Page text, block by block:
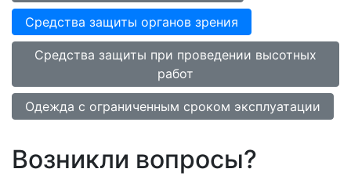
Средства защиты органов зрения
Средства защиты при проведении высотных
работ
Одежда с ограниченным сроком эксплуатации
Возникли вопросы?